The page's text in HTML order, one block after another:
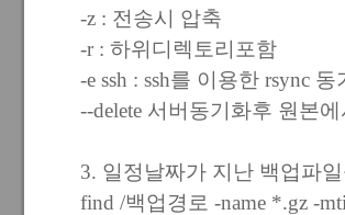
-z : 전송시 압축
-r : 하위디렉토리포함
-e ssh : ssh를 이용한 rsync 동
--delete 서버동기화후 원본
3. 일정날짜가 지난 백업파일
find /백업경로 -name *.gz -